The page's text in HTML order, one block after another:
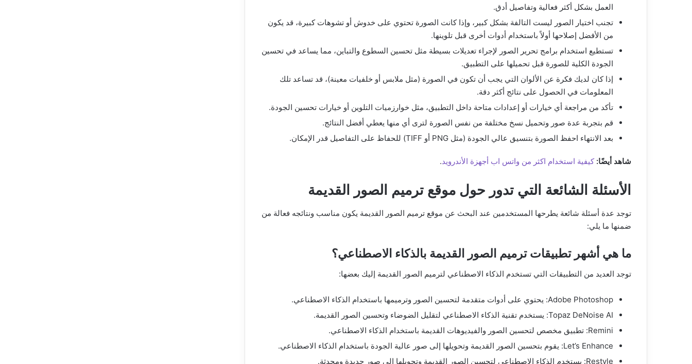
العمل بشكل أكثر فعالية وتفاصيل أدق.
تجنب اختيار الصور ليست التالفة بشكل كبير، وإذا كانت الصورة تحتوي على خدوش أو تشوهات كبيرة، قد يكون
من الأفضل إصلاحها أولاً باستخدام أدوات أخرى قبل تلوينها.
تستطيع استخدام برامج تحرير الصور لإجراء تعديلات بسيطة مثل تحسين السطوع والتباين، مما يساعد في تحسين
الجودة الكلية للصورة قبل تحميلها على التطبيق.
إذا كان لديك فكرة عن الألوان التي يجب أن تكون في الصورة (مثل ملابس أو خلفيات معينة)، قد تساعد تلك
المعلومات في الحصول على نتائج أكثر دقة.
تأكد من مراجعة أي خيارات أو إعدادات متاحة داخل التطبيق، مثل خوارزميات التلوين أو خيارات تحسين الجودة.
قم بتجربة عدة صور وتحميل نسخ مختلفة من نفس الصورة لترى أي منها يعطي أفضل النتائج.
بعد الانتهاء احفظ الصورة بتنسيق عالي الجودة (مثل PNG أو TIFF) للحفاظ على التفاصيل قدر الإمكان.
شاهد أيضًا: كيفية استخدام اكثر من واتس اب أجهزة الأندرويد.
الأسئلة الشائعة التي تدور حول موقع ترميم الصور القديمة
توجد عدة أسئلة شائعة يطرحها المستخدمين عند البحث عن موقع ترميم الصور القديمة يكون مناسب ونتائجه فعالة من
ضمنها ما يلي:
ما هي أشهر تطبيقات ترميم الصور القديمة بالذكاء الاصطناعي؟
توجد العديد من التطبيقات التي تستخدم الذكاء الاصطناعي لترميم الصور القديمة إليك بعضها:
Adobe Photoshop: يحتوي على أدوات متقدمة لتحسين الصور وترميمها باستخدام الذكاء الاصطناعي.
Topaz DeNoise AI: يستخدم تقنية الذكاء الاصطناعي لتقليل الضوضاء وتحسين الصور القديمة.
Remini: تطبيق مخصص لتحسين الصور والفيديوهات القديمة باستخدام الذكاء الاصطناعي.
Let’s Enhance: يقوم بتحسين الصور القديمة وتحويلها إلى صور عالية الجودة باستخدام الذكاء الاصطناعي.
Restyle: يستخدم الذكاء الاصطناعي لتحسين الصور القديمة وتحويلها إلى صور جديدة ومحدثة.